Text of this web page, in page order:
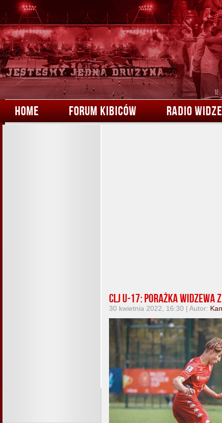
HOME FORUM KIBICÓW RADIO
CLJ U-17: Porażka
30 kwietnia 2022, 16:30 | Autor: